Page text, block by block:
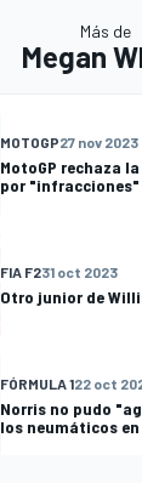
Más de
Megan
MOTOGP27 nov 2023
MotoGP rechaza
por "infracciones"
FIA F231 oct 2023
Otro junior de
FÓRMULA 122 oct
Norris no pudo
los neumáticos